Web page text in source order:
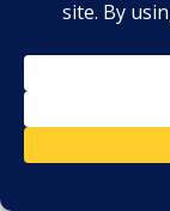
conformarea
de cazare în
sisteme
potabilă,
verzi și